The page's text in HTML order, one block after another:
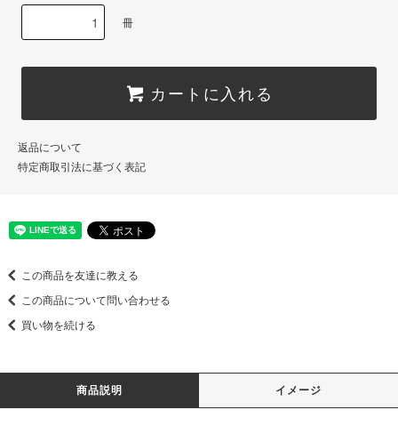
冊
カートに入れる
返品について
特定商取引法に基づく表記
この商品を友達に教える
この商品について問い合わせる
買い物を続ける
商品説明 イメージ